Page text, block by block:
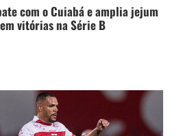
com o Cuiabá e amplia jejum
vitórias na Série B